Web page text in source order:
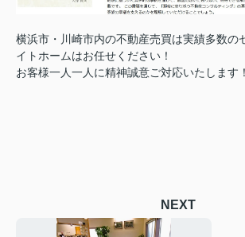
横浜市・川崎市内の不動産売買は実績多数の
イトホームはお任せください！
お客様一人一人に精神誠意ご対応いたします！
NEXT